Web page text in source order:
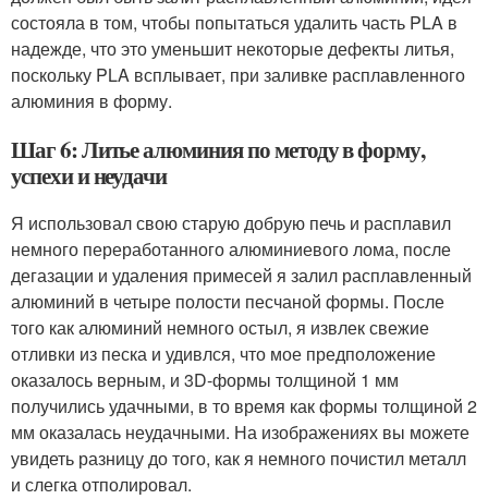
состояла в том, чтобы попытаться удалить часть PLA в
надежде, что это уменьшит некоторые дефекты литья,
поскольку PLA всплывает, при заливке расплавленного
алюминия в форму.
Шаг 6: Литье алюминия по методу в форму,
успехи и неудачи
Я использовал свою старую добрую печь и расплавил
немного переработанного алюминиевого лома, после
дегазации и удаления примесей я залил расплавленный
алюминий в четыре полости песчаной формы. После
того как алюминий немного остыл, я извлек свежие
отливки из песка и удивлся, что мое предположение
оказалось верным, и 3D-формы толщиной 1 мм
получились удачными, в то время как формы толщиной 2
мм оказалась неудачными. На изображениях вы можете
увидеть разницу до того, как я немного почистил металл
и слегка отполировал.